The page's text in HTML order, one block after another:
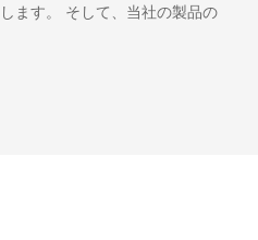
ます。 そして、当社の製品の